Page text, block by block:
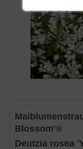
Maiblumenstrauch 'Yuki Cherry
Blossom'®
Deutzia